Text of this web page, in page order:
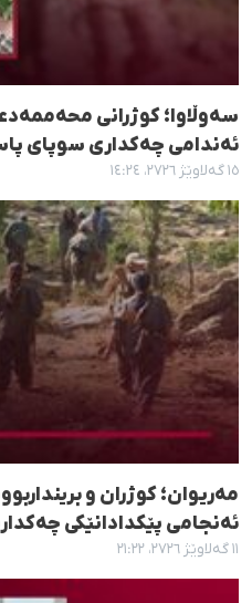
سەوڵاوا؛ کوژرانی
ئەندامی چەکداری سوپای
١٥ گەلاوێژ ٢٧٢٦، ١٤:٢٤
مەریوان؛ کوژران و
ئەنجامی پێکدادانێکی
١١ گەلاوێژ ٢٧٢٦، ٢١:٢٢